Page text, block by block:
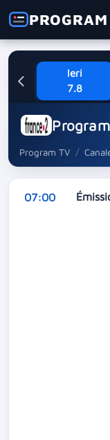
Ieri
7.8
Program TV
07:00